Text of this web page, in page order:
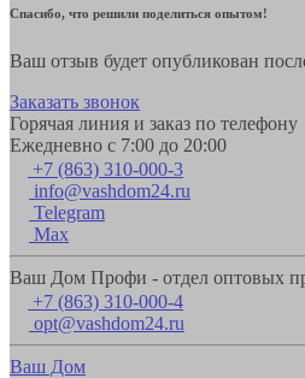
Спасибо, что решили поделиться опытом!
Ваш отзыв будет опубликован
Заказать звонок
Горячая линия и заказ по телефону
Ежедневно с 7:00 до 20:00
+7 (863) 310-000-3
info@vashdom24.ru
Telegram
Max
Ваш Дом Профи - отдел оптовых
+7 (863) 310-000-4
opt@vashdom24.ru
Ваш Дом